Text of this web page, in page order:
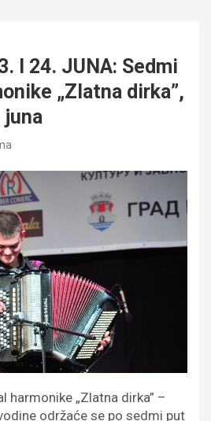
I 24. JUNA: Sedmi
„Zlatna dirka”,
juna
harmonike „Zlatna dirka” –
održaće se po sedmi put